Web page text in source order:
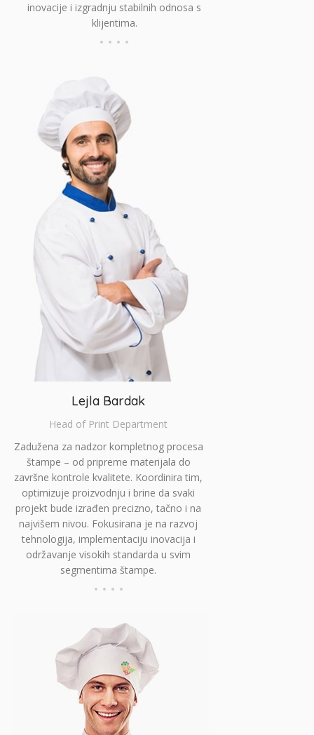
inovacije i izgradnju stabilnih odnosa s
klijentima.
Lejla Bardak
Head of Print Department
Zadužena za nadzor kompletnog procesa
štampe – od pripreme materijala do
završne kontrole kvalitete. Koordinira tim,
optimizuje proizvodnju i brine da svaki
projekt bude izrađen precizno, tačno i na
najvišem nivou. Fokusirana je na razvoj
tehnologija, implementaciju inovacija i
održavanje visokih standarda u svim
segmentima štampe.